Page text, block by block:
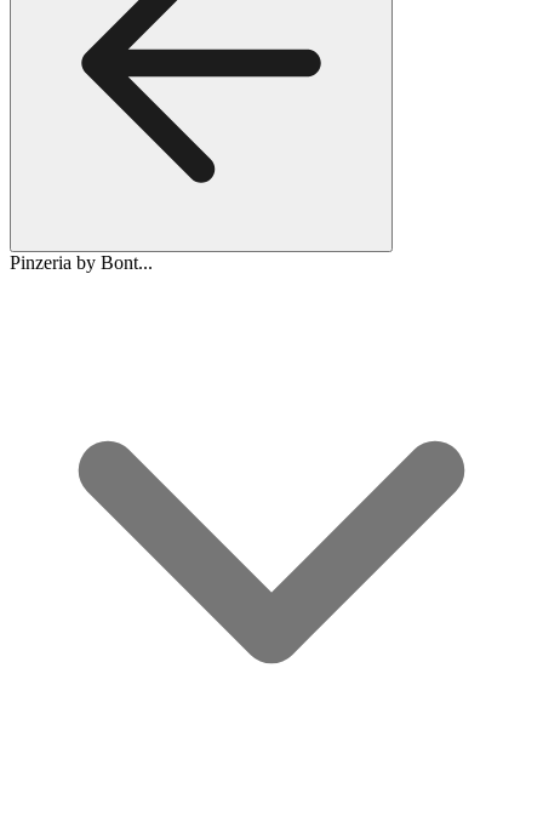
Pinzeria by Bont...